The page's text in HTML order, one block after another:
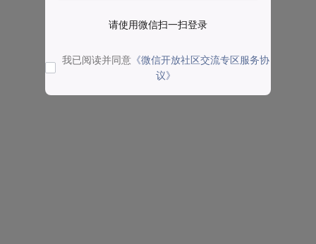
请使用微信扫一扫登录
我已阅读并同意 《微信开放社区交流专区服务协
议》